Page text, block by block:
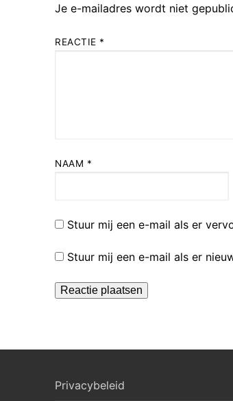
Je e-mailadres wordt niet
REACTIE *
NAAM *
Stuur mij een e-mail als er
Stuur mij een e-mail als er
Privacybeleid